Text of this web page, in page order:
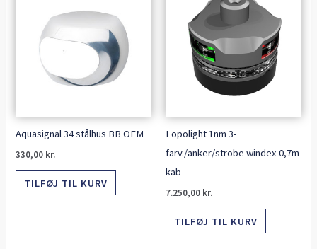
Aquasignal 34 stålhus BB OEM
330,00 kr.
TILFØJ TIL KURV
Lopolight 1nm 3-
farv./anker/strobe windex 0,7m
kab
7.250,00 kr.
TILFØJ TIL KURV